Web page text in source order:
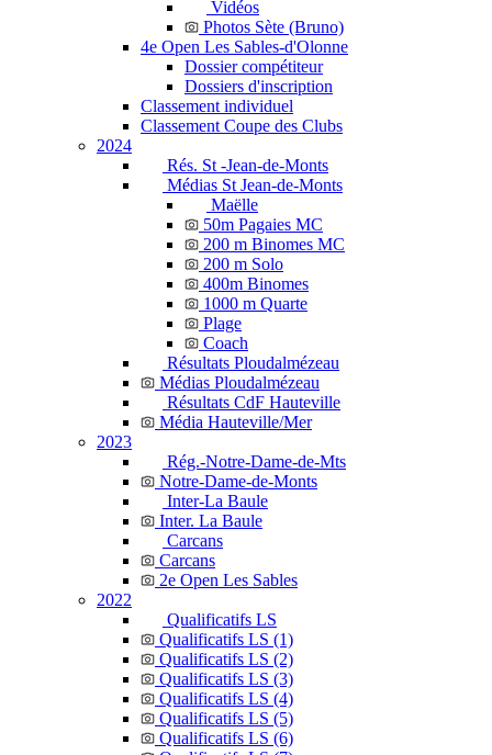
Vidéos
Photos Sète (Bruno)
4e Open Les Sables-d'Olonne
Dossier compétiteur
Dossiers d'inscription
Classement individuel
Classement Coupe des Clubs
2024
Rés. St -Jean-de-Monts
Médias St Jean-de-Monts
Maëlle
50m Pagaies MC
200 m Binomes MC
200 m Solo
400m Binomes
1000 m Quarte
Plage
Coach
Résultats Ploudalmézeau
Médias Ploudalmézeau
Résultats CdF Hauteville
Média Hauteville/Mer
2023
Rég.-Notre-Dame-de-Mts
Notre-Dame-de-Monts
Inter-La Baule
Inter. La Baule
Carcans
Carcans
2e Open Les Sables
2022
Qualificatifs LS
Qualificatifs LS (1)
Qualificatifs LS (2)
Qualificatifs LS (3)
Qualificatifs LS (4)
Qualificatifs LS (5)
Qualificatifs LS (6)